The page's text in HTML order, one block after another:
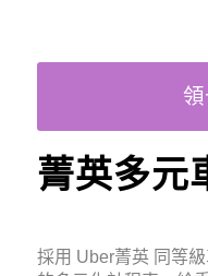
菁英多元
採用 Uber菁英 同等